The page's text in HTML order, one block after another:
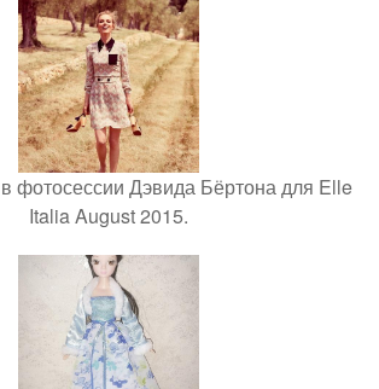
фотосессии Дэвида Бёртона для Elle
Italia August 2015.